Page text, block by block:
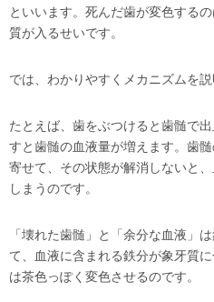
といいます。死んだ歯が変色する
質が入るせいです。
では、わかりやすくメカニズムを説
たとえば、歯をぶつけると歯髄で
すと歯髄の血液量が増えます。歯
寄せて、その状態が解消しないと
しまうのです。
「壊れた歯髄」と「余分な血液」
て、血液に含まれる鉄分が象牙質
は茶色っぽく変色させるのです。